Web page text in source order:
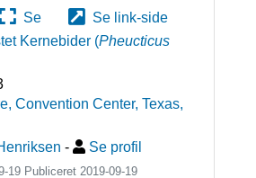
Se
Se link-side
Kernebider (Pheucticus
Convention Center, Texas,
- Se profil
19 Publiceret 2019-09-19